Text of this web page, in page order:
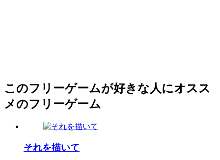
このフリーゲームが好きな人にオスス
メのフリーゲーム
それを描いて